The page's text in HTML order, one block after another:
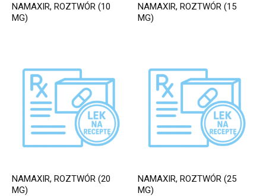
NAMAXIR, ROZTWÓR (10
MG)
NAMAXIR, ROZTWÓR (15
MG)
NAMAXIR, ROZTWÓR (20
MG)
NAMAXIR, ROZTWÓR (25
MG)